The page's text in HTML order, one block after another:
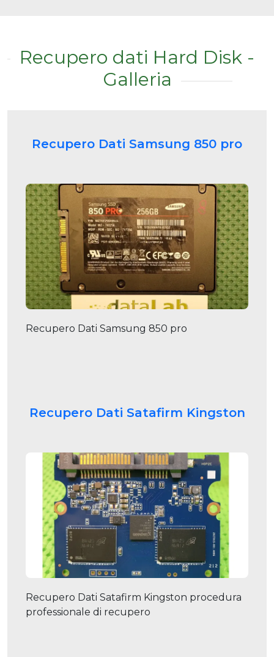
Recupero dati Hard Disk -
Galleria
Recupero Dati Samsung 850 pro
Recupero Dati Samsung 850 pro
Recupero Dati Satafirm Kingston
Recupero Dati Satafirm Kingston procedura
professionale di recupero